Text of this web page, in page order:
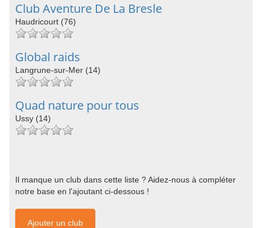
Club Aventure De La Bresle
Haudricourt (76)
Global raids
Langrune-sur-Mer (14)
Quad nature pour tous
Ussy (14)
Il manque un club dans cette liste ? Aidez-nous à compléter
notre base en l'ajoutant ci-dessous !
Ajouter un club